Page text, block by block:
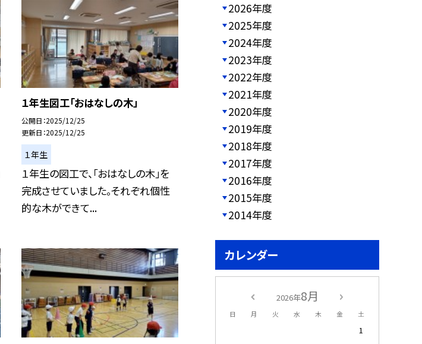
１年生図工「おはなしの木」
公開日 2025/12/25
更新日 2025/12/25
１年生
１年生の図工で、「おはなしの木」を
完成させていました。それぞれ個性
的な木ができて...
2026年度
2025年度
2024年度
2023年度
2022年度
2021年度
2020年度
2019年度
2018年度
2017年度
2016年度
2015年度
2014年度
カレンダー
2026年8月
日 月 火 水 木 金 土
1